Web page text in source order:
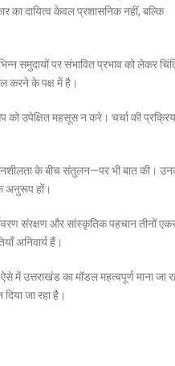
का दायित्व केवल प्रशासनिक नहीं, बल्कि
समुदायों पर संभावित प्रभाव को लेकर
करने के पक्ष में है।
उपेक्षित महसूस न करे। चर्चा की
के बीच संतुलन—पर भी बात की।
अनुरूप हों।
संरक्षण और सांस्कृतिक पहचान तीनों
अनिवार्य हैं।
में उत्तराखंड का मॉडल महत्वपूर्ण माना जा
जा रहा है।